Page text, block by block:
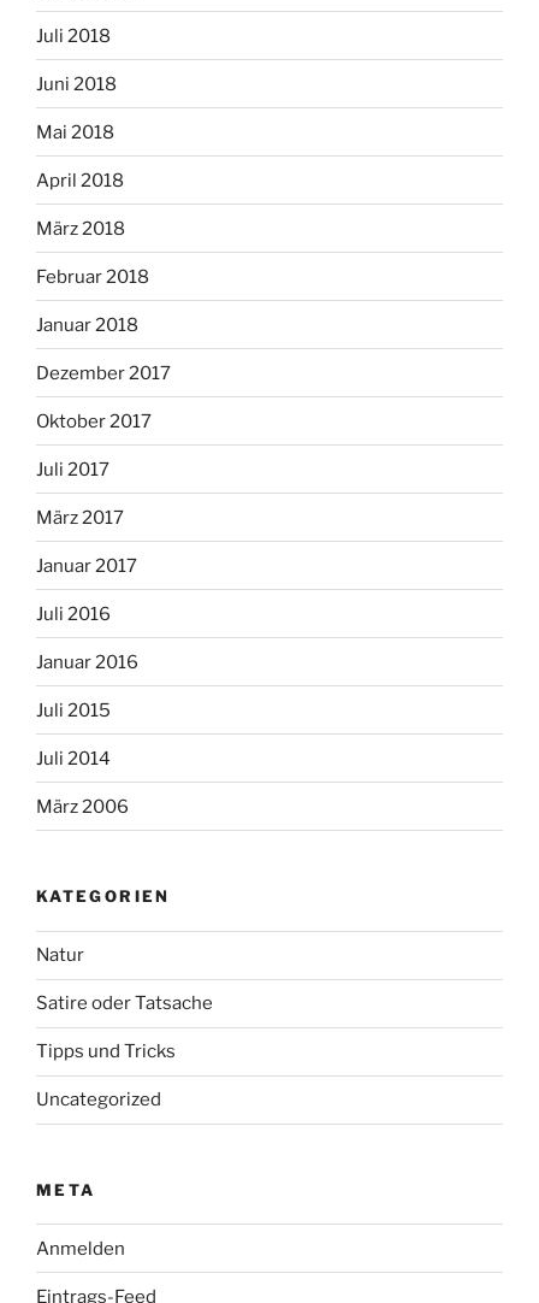
Juli 2018
Juni 2018
Mai 2018
April 2018
März 2018
Februar 2018
Januar 2018
Dezember 2017
Oktober 2017
Juli 2017
März 2017
Januar 2017
Juli 2016
Januar 2016
Juli 2015
Juli 2014
März 2006
KATEGORIEN
Natur
Satire oder Tatsache
Tipps und Tricks
Uncategorized
META
Anmelden
Eintrags-Feed